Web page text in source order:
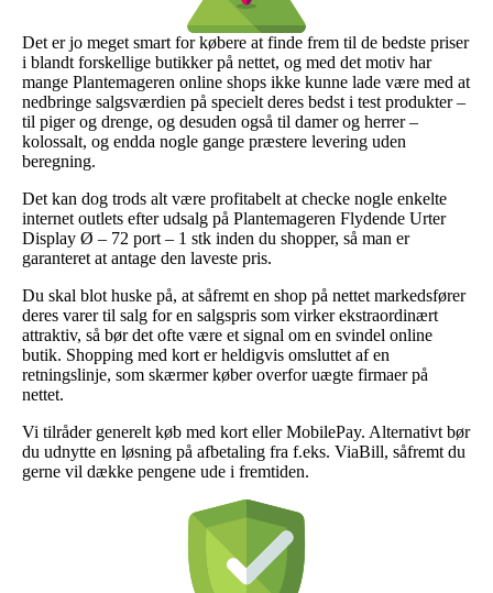
Det er jo meget smart for købere at finde frem til de bedste priser
i blandt forskellige butikker på nettet, og med det motiv har
mange Plantemageren online shops ikke kunne lade være med at
nedbringe salgsværdien på specielt deres bedst i test produkter –
til piger og drenge, og desuden også til damer og herrer –
kolossalt, og endda nogle gange præstere levering uden
beregning.
Det kan dog trods alt være profitabelt at checke nogle enkelte
internet outlets efter udsalg på Plantemageren Flydende Urter
Display Ø – 72 port – 1 stk inden du shopper, så man er
garanteret at antage den laveste pris.
Du skal blot huske på, at såfremt en shop på nettet markedsfører
deres varer til salg for en salgspris som virker ekstraordinært
attraktiv, så bør det ofte være et signal om en svindel online
butik. Shopping med kort er heldigvis omsluttet af en
retningslinje, som skærmer køber overfor uægte firmaer på
nettet.
Vi tilråder generelt køb med kort eller MobilePay. Alternativt bør
du udnytte en løsning på afbetaling fra f.eks. ViaBill, såfremt du
gerne vil dække pengene ude i fremtiden.